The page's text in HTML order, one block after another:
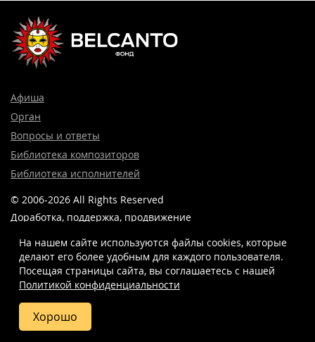
Купить
билет
Афиша
Орган
Вопросы и ответы
Библиотека композиторов
Библиотека исполнителей
© 2006-2026 All Rights Reserved
Доработка, поддержка, продвижение
8 (499) 923-22-78
info@belcantofund.com
На нашем сайте используются файлы cookies, которые
делают его более удобным для каждого пользователя.
Посещая страницы сайта, вы соглашаетесь c нашей
Политикой конфиденциальности
Хорошо